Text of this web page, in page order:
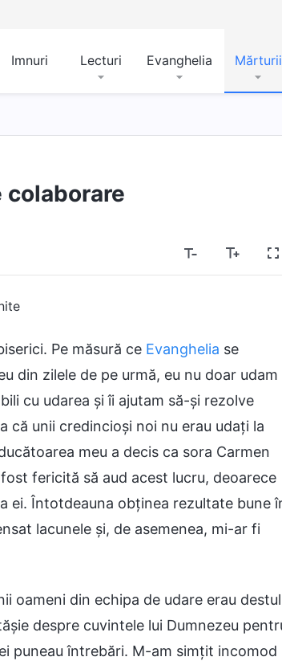
Imnuri Lecturi Evanghelia Mărturii
colaborare
Pe măsură ce Evanghelia se
din zilele de pe urmă, eu nu doar udam
cu udarea și îi ajutam să-și rezolve
că unii credincioși noi nu erau udați la
meu a decis ca sora Carmen
fericită să aud acest lucru, deoarece
ei. Întotdeauna obținea rezultate bune
lacunele și, de asemenea, mi-ar fi
oameni din echipa de udare erau destul
despre cuvintele lui Dumnezeu
puneau întrebări. M-am simțit incomod